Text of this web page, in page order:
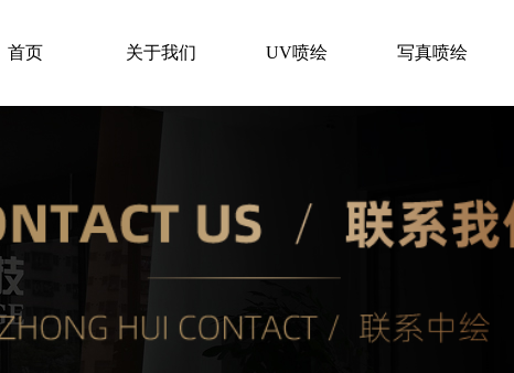
首页 关于我们 UV喷绘 写真喷绘